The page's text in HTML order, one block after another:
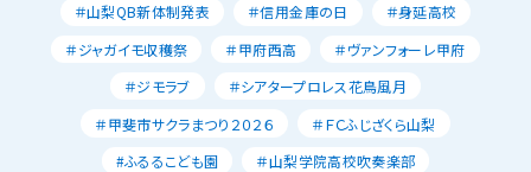
＃山梨QB新体制発表
＃信用金庫の日
＃身延高校
＃ジャガイモ収穫祭
＃甲府西高
＃ヴァンフォーレ甲府
＃ジモラブ
＃シアタープロレス花鳥風月
＃甲斐市サクラまつり２０２６
＃ＦＣふじざくら山梨
#ふるるこども園
＃山梨学院高校吹奏楽部